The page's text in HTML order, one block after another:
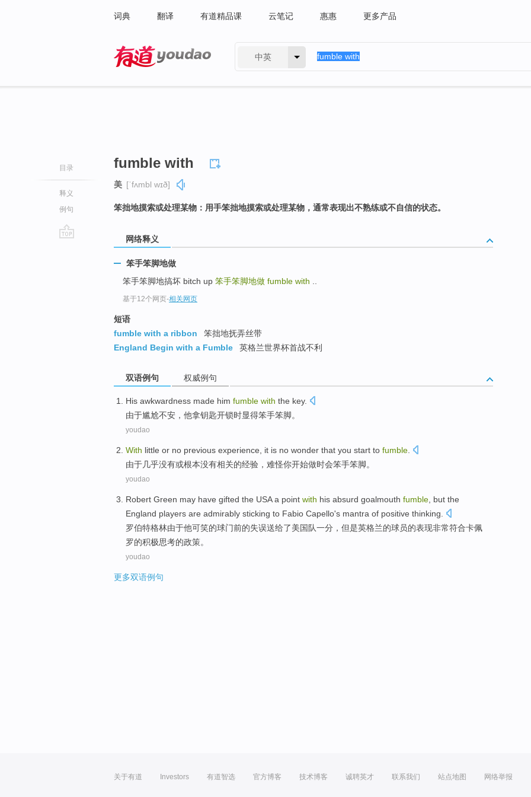
词典 翻译 有道精品课 云笔记 惠惠 更多产品
中英
目录
释义
例句
fumble with
美 [ˈfʌmbl wɪð]
笨拙地摸索或处理某物：用手笨拙地摸索或处理某物，通常表现出不熟练或不自信的状态。
网络释义
笨手笨脚地做
笨手笨脚地搞坏 bitch up 笨手笨脚地做 fumble with
基于12个网页-相关网页
短语
fumble with a ribbon
笨拙地抚弄丝带
England Begin with a Fumble
英格兰世界杯首战不利
双语例句 权威例句
His awkwardness made him fumble with the key.
由于尴尬不安， 他拿钥匙开锁时显得笨手笨脚。
youdao
With little or no previous experience it is no wonder that you start to fumble
由于几乎没有或根本没有相关的经验 ， 难怪你开始做时会笨手笨脚。
youdao
Robert Green may have gifted the USAa point with his absurd goalmouth fumble but the
England players are admirably sticking to Fabio Capello's mantra of positive thinking
罗伯特格林由于他可笑的球门前的失误送给了美国队一分 ， 但是英格兰的球员的表现非常符合卡佩
罗的积极思考的政策。
youdao
更多双语例句
关于有道 Investors 有道智选 官方博客 技术博客 诚聘英才 联系我们 站点地图 网络举报